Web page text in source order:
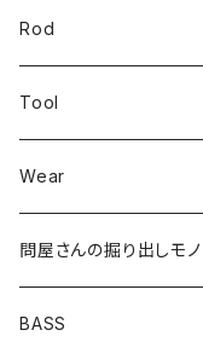
Luckyワームシリーズ
U4シンカー
Rod
Tool
Wear
問屋さんの掘り出しモ
BASS